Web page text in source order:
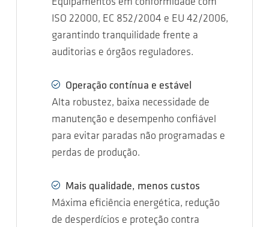
ISO 22000, EC 852/2004 e EU 42/2006,
garantindo tranquilidade frente a
auditorias e órgãos reguladores.
Operação contínua e estável
Alta robustez, baixa necessidade de
manutenção e desempenho confiável
para evitar paradas não programadas e
perdas de produção.
Mais qualidade, menos custos
Máxima eficiência energética, redução
de desperdícios e proteção contra